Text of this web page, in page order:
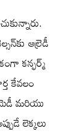
ఆల్రెడీ
కన్ఫర్మ్
కేవలం
మరియు
లెక్కలు